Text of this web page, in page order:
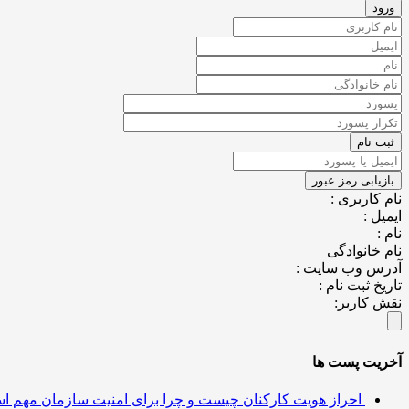
نام کاربری :
ایمیل :
نام :
نام خانوادگی
آدرس وب سایت :
تاریخ ثبت نام :
نقش کاربر:
آخریت پست ها
احراز هویت کارکنان چیست و چرا برای امنیت سازمان مهم